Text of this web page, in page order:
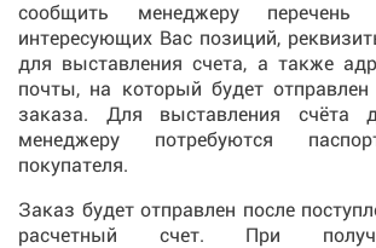
сообщить менеджеру перечень
интересующих Вас позиций,
для выставления счета, а также
почты, на который будет
заказа. Для выставления счёта
менеджеру потребуются
покупателя.
Заказ будет отправлен после
расчетный счет. При